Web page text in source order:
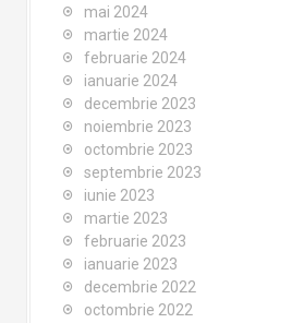
mai 2024
martie 2024
februarie 2024
ianuarie 2024
decembrie 2023
noiembrie 2023
octombrie 2023
septembrie 2023
iunie 2023
martie 2023
februarie 2023
ianuarie 2023
decembrie 2022
octombrie 2022